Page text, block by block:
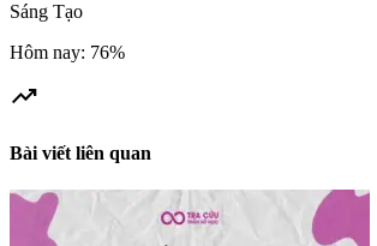
Sáng Tạo
Hôm nay: 76%
trending_up
Bài viết liên quan